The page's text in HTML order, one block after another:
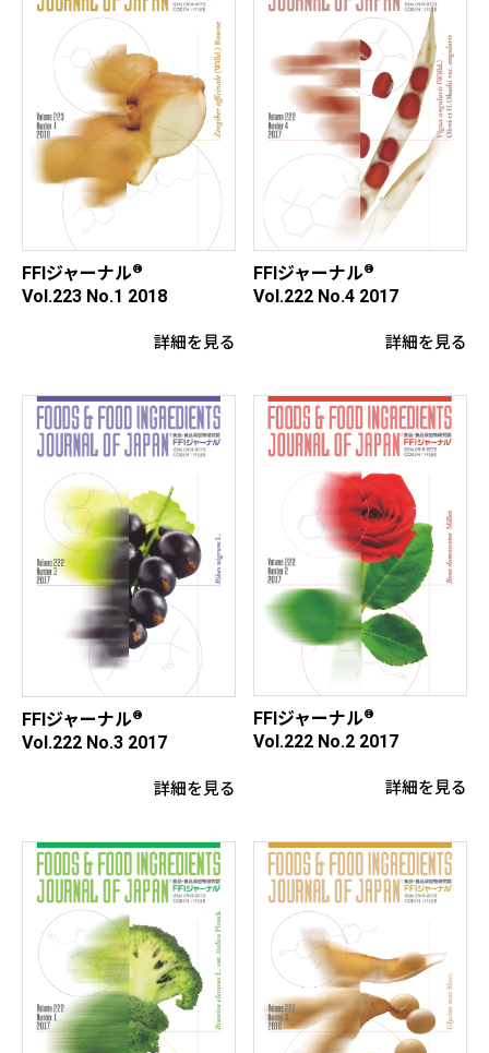
FFIジャーナル®
Vol.223 No.1 2018
詳細を見る
FFIジャーナル®
Vol.222 No.4 2017
詳細を見る
FFIジャーナル®
Vol.222 No.3 2017
詳細を見る
FFIジャーナル®
Vol.222 No.2 2017
詳細を見る